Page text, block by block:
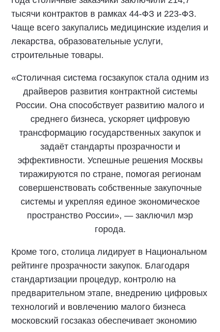
тысячи контрактов в рамках 44-ФЗ и 223-ФЗ.
Чаще всего закупались медицинские изделия и
лекарства, образовательные услуги,
строительные товары.
«Столичная система госзакупок стала одним из
драйверов развития контрактной системы
России. Она способствует развитию малого и
среднего бизнеса, ускоряет цифровую
трансформацию государственных закупок и
задаёт стандарты прозрачности и
эффективности. Успешные решения Москвы
тиражируются по стране, помогая регионам
совершенствовать собственные закупочные
системы и укрепляя единое экономическое
пространство России», — заключил мэр
города.
Кроме того, столица лидирует в Национальном
рейтинге прозрачности закупок. Благодаря
стандартизации процедур, контролю на
предварительном этапе, внедрению цифровых
технологий и вовлечению малого бизнеса
московский госзаказ обеспечивает экономию